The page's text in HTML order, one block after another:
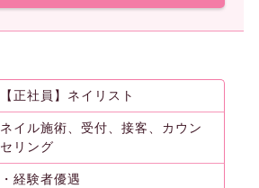
【正社員】ネイリスト
ネイル施術、受付、接客、カウン
セリング
・経験者優遇